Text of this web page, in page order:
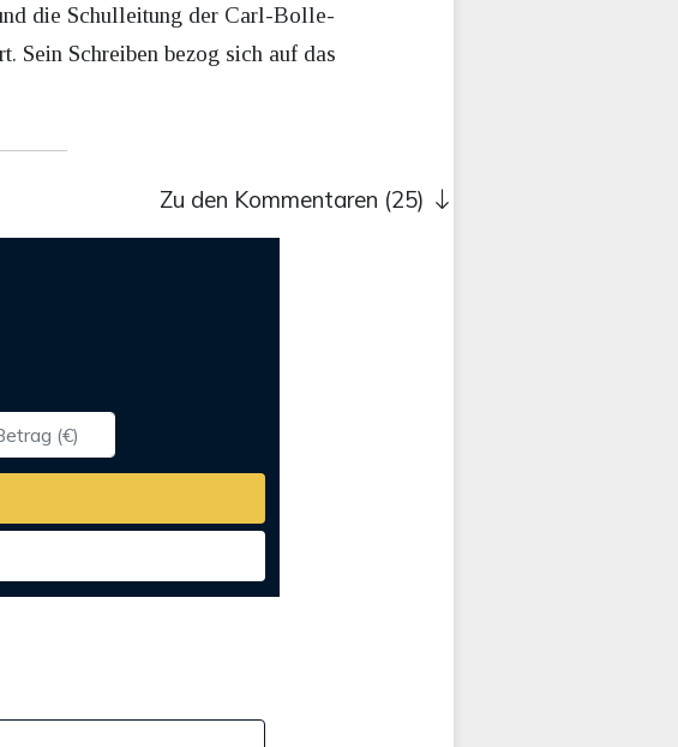
die Schulleitung der Carl-Bolle-
Sein Schreiben bezog sich auf das
Zu den Kommentaren (25)